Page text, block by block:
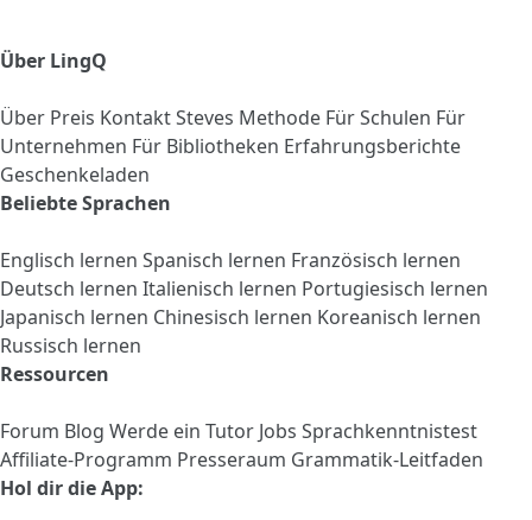
Über LingQ
Über Preis KontaktSteves Methode Für Schulen Für
Unternehmen Für Bibliotheken Erfahrungsberichte
Geschenkeladen
Beliebte Sprachen
Englisch lernen Spanisch lernen Französisch lernen
Deutsch lernen Italienisch lernen Portugiesisch lernen
Japanisch lernen Chinesisch lernen Koreanisch lernen
Russisch lernen
Ressourcen
Forum Blog Werde ein Tutor Jobs Sprachkenntnistest
Affiliate-Programm Presseraum Grammatik-Leitfaden
Hol dir die App: